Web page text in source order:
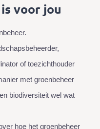
voor jou
of toezichthouder
met groenbeheer
biodiversiteit wel wat
hoe het groenbeheer